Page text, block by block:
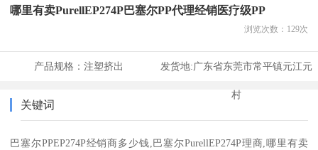
哪里有卖PurellEP274P巴塞尔PP代理经销医疗级PP
浏览次数： 129次
产品规格： 注塑挤出 发货地:广东省东莞市常平镇元江元
村
关键词
巴塞尔PPEP274P经销商多少钱,巴塞尔PurellEP274P理商,哪里有卖